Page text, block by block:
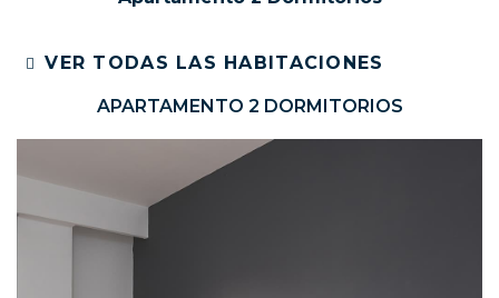
VER TODAS LAS HABITACIONES
APARTAMENTO 2 DORMITORIOS